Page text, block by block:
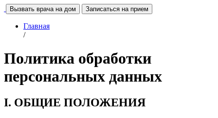
Вызвать врача на дом Записаться на прием
Главная
/
Политика обработки
персональных данных
I. ОБЩИЕ ПОЛОЖЕНИЯ